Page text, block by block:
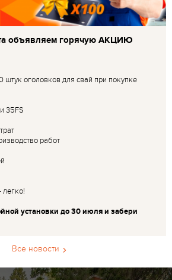
объявляем горячую АКЦИЮ
штук оголовков для свай при покупке
35FS
работ
легко!
установки до 30 июля и забери
Все новости